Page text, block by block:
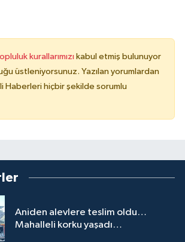
kurallarımızı kabul etmiş bulunuyor
üstleniyorsunuz. Yazılan yorumlardan
Haberleri hiçbir şekilde sorumlu
Aniden alevlere teslim oldu…
Mahalleli korku yaşadı…